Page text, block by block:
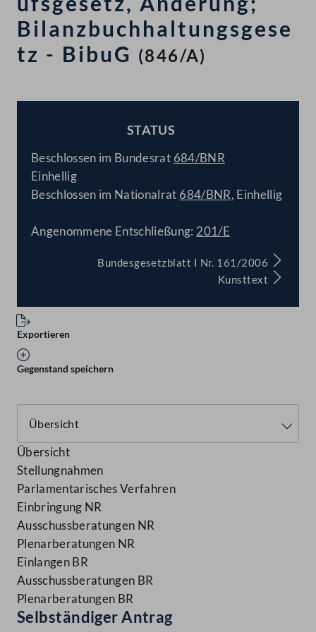
Bilanzbuchhaltungsgese
tz - BibuG (846/A)
STATUS
Beschlossen im Bundesrat 684/BNR
Einhellig
Beschlossen im Nationalrat 684/BNR, Einhellig
Angenommene Entschließung: 201/E
Bundesgesetzblatt I Nr. 161/2006
Kunsttext
Exportieren
Gegenstand speichern
Übersicht
Stellungnahmen
Parlamentarisches Verfahren
Einbringung NR
Ausschussberatungen NR
Plenarberatungen NR
Einlangen BR
Ausschussberatungen BR
Plenarberatungen BR
Selbständiger Antrag